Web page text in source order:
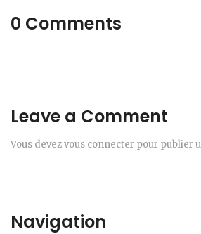
0 Comments
Leave a Comment
Vous devezvous connecter pour publier
Navigation